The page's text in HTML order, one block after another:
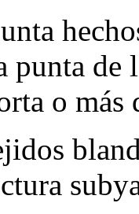
punta de
o más